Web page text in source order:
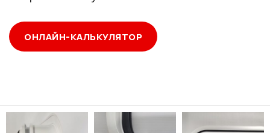
ОНЛАЙН-КАЛЬКУЛЯТОР